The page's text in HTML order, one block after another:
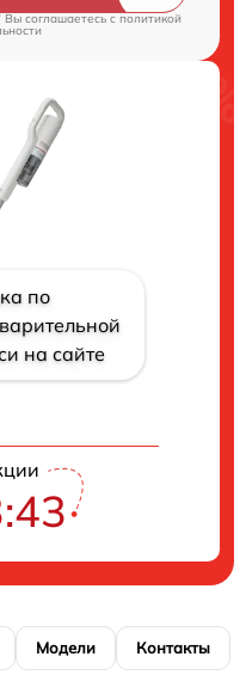
Вы соглашаетесь cполитикой
по
на сайте
Модели Контакты